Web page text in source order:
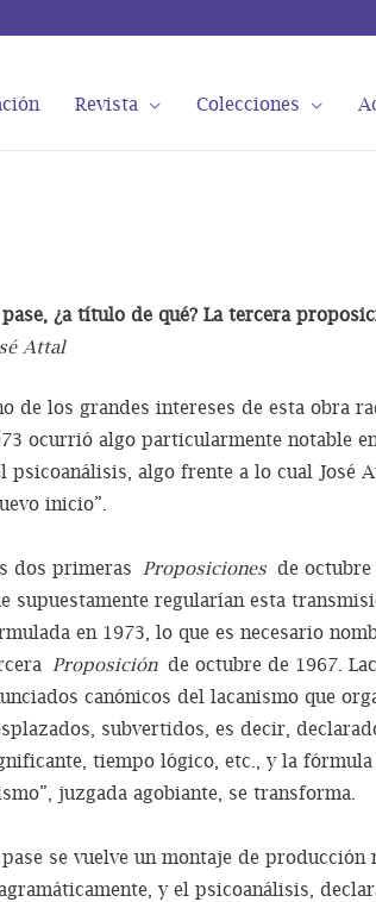
Revista Colecciones
¿a título de qué? La tercera
Attal
de los grandes intereses de esta obra
ocurrió algo particularmente notable
psicoanálisis, algo frente a lo cual José
inicio”.
dos primeras Proposiciones de octubre
supuestamente regularían esta
en 1973, lo que es necesario
Proposiciónde octubre de 1967.
canónicos del lacanismo que
subvertidos, es decir,
tiempo lógico, etc., y la
juzgada agobiante, se transforma.
se vuelve un montaje de
y el psicoanálisis,